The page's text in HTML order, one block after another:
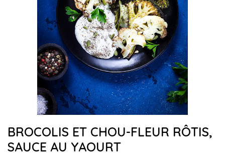
BROCOLIS ET CHOU-FLEUR RÔTIS,
SAUCE AU YAOURT